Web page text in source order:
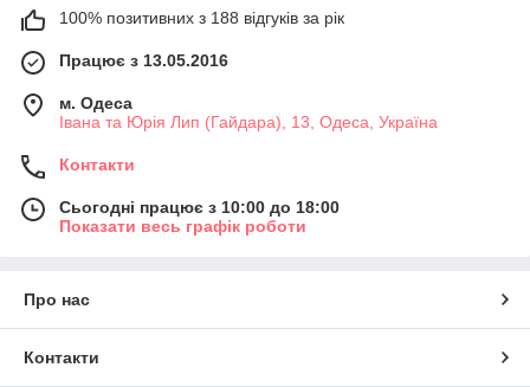
100% позитивних з 188 відгуків за рік
Працює з 13.05.2016
м. Одеса
Івана та Юрія Лип (Гайдара), 13, Одеса, Україна
Контакти
Сьогодні працює з 10:00 до 18:00
Показати весь графік роботи
Про нас
Контакти